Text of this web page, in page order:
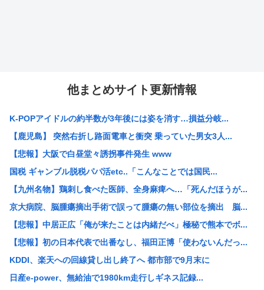
他まとめサイト更新情報
K-POPアイドルの約半数が3年後には姿を消す…損益分岐...
【鹿児島】 突然右折し路面電車と衝突 乗っていた男女3人...
【悲報】大阪で白昼堂々誘拐事件発生 www
国税 ギャンブル脱税パパ活etc..「こんなことでは国民...
【九州名物】鶏刺し食べた医師、全身麻痺へ…「死んだほうが...
京大病院、脳腫瘍摘出手術で誤って腫瘍の無い部位を摘出 脳...
【悲報】中居正広「俺が来たことは内緒だべ」極秘で熊本でボ...
【悲報】初の日本代表で出番なし、福田正博「使わないんだっ...
KDDI、楽天への回線貸し出し終了へ 都市部で9月末に
日産e-power、無給油で1980km走行しギネス記録...